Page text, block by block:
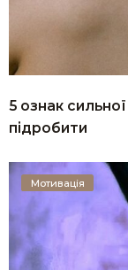
5 ознак
підробити
Мотивація